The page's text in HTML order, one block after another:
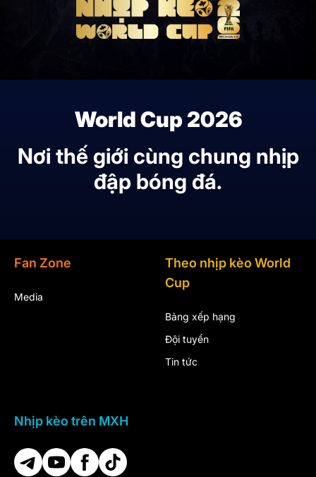
World Cup 2026
Nơi thế giới cùng chung nhịp
đập bóng đá.
Fan Zone
Media
Theo nhịp kèo World
Cup
Bảng xếp hạng
Đội tuyển
Tin tức
Nhịp kèo trên MXH